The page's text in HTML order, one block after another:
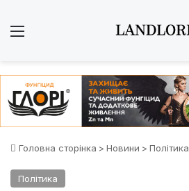
Головна сторінка > Новини > Політика
Політика